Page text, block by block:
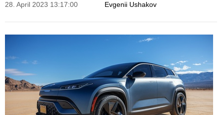
Evgenii Ushakov
28. April 2023 13:17:00